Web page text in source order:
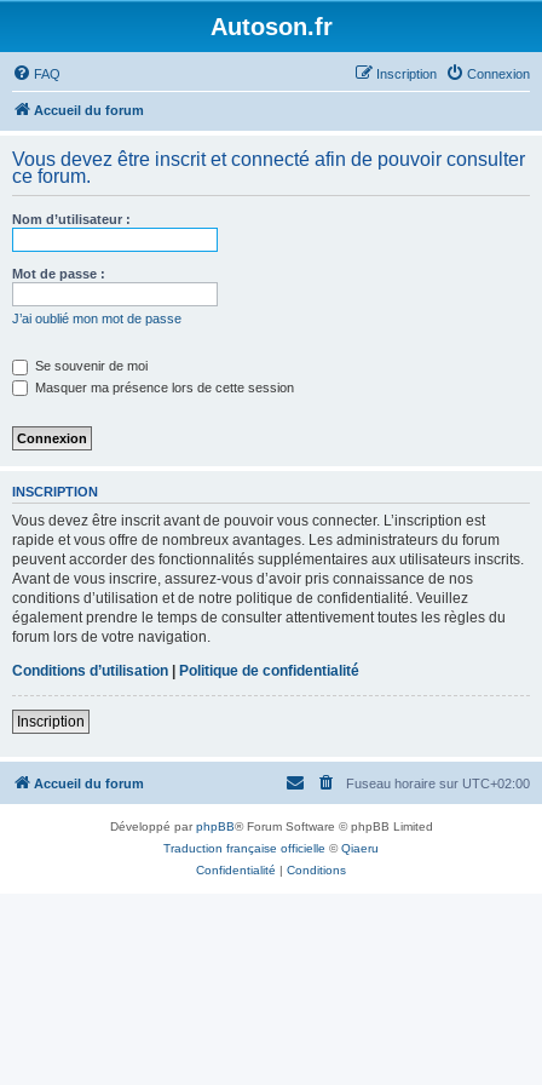
Autoson.fr
FAQ Connexion
Inscription
Accueil du forum
Vous devez être inscrit et connecté afin de pouvoir consulter
ce forum.
Nom d’utilisateur :
Mot de passe :
J’ai oublié mon mot de passe
Se souvenir de moi
Masquer ma présence lors de cette session
INSCRIPTION
Vous devez être inscrit avant de pouvoir vous connecter. L’inscription est
rapide et vous offre de nombreux avantages. Les administrateurs du forum
peuvent accorder des fonctionnalités supplémentaires aux utilisateurs inscrits.
Avant de vous inscrire, assurez-vous d’avoir pris connaissance de nos
conditions d’utilisation et de notre politique de confidentialité. Veuillez
également prendre le temps de consulter attentivement toutes les règles du
forum lors de votre navigation.
Conditions d’utilisation | Politique de confidentialité
Inscription
Accueil du forum Fuseau horaire sur UTC+02:00
Développé parphpBB® Forum Software © phpBB Limited
Traduction française officielle ©Qiaeru
Confidentialité | Conditions